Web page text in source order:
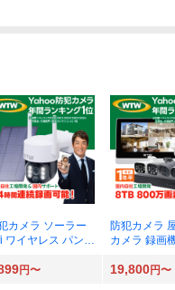
カメラ ソーラー
ワイヤレス パンチ
バッテリー 監視
防犯カメラ
カメラ 録画
電源不要 家
円〜 19,800円〜